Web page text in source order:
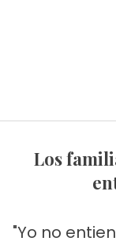
Los familiares y amigos luchan por
"Yo no